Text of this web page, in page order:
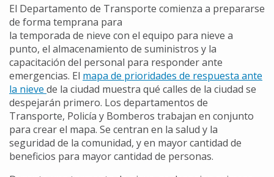
El Departamento de Transporte comienza a prepararse
de forma temprana para
la temporada de nieve con el equipo para nieve a
punto, el almacenamiento de suministros y la
capacitación del personal para responder ante
emergencias. El mapa de prioridades de respuesta ante
la nieve de la ciudad muestra qué calles de la ciudad se
despejarán primero. Los departamentos de
Transporte, Policía y Bomberos trabajan en conjunto
para crear el mapa. Se centran en la salud y la
seguridad de la comunidad, y en mayor cantidad de
beneficios para mayor cantidad de personas.